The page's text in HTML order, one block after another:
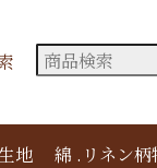
地
綿 .リネン柄